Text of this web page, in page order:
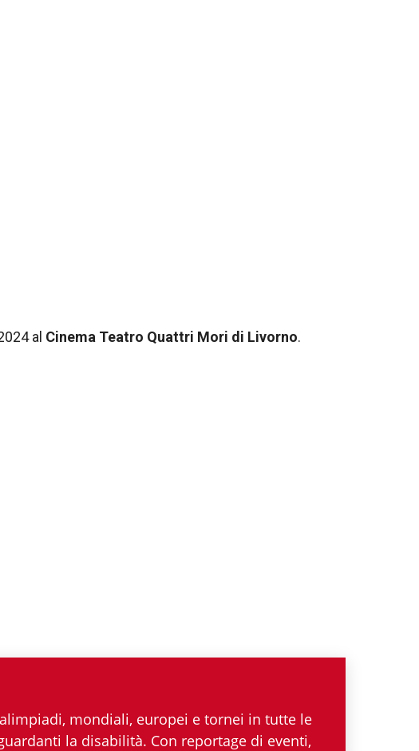
al Cinema Teatro Quattri Mori di Livorno.
mondiali, europei e tornei in tutte le
la disabilità. Con reportage di eventi,